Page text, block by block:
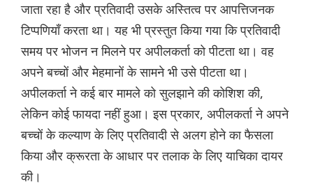
जाता रहा है और प्रतिवादी उसके अस्तित्व पर आपत्तिजनक
टिप्पणियाँ करता था। यह भी प्रस्तुत किया गया कि प्रतिवादी
समय पर भोजन न मिलने पर अपीलकर्ता को पीटता था। वह
अपने बच्चों और मेहमानों के सामने भी उसे पीटता था।
अपीलकर्ता ने कई बार मामले को सुलझाने की कोशिश की,
लेकिन कोई फायदा नहीं हुआ। इस प्रकार, अपीलकर्ता ने अपने
बच्चों के कल्याण के लिए प्रतिवादी से अलग होने का फैसला
किया और क्रूरता के आधार पर तलाक के लिए याचिका दायर
की।